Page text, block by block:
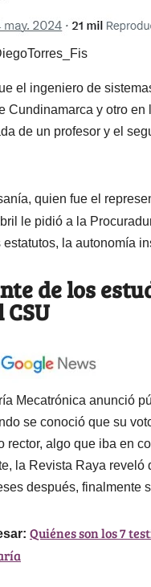
el ingeniero de
Cundinamarca y otro
de un profesor y el
quien fue el
le pidió a la
la autonomía
de los
Mecatrónica anunció
se conoció que su
rector, algo que iba en
la Revista Raya
después, finalmente
Quiénes son los 7